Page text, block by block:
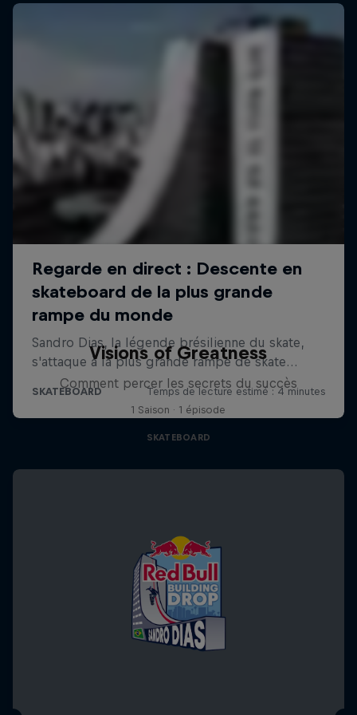
Visions of Greatness
Comment percer les secrets du succès
1 Saison · 1 épisode
SKATEBOARD